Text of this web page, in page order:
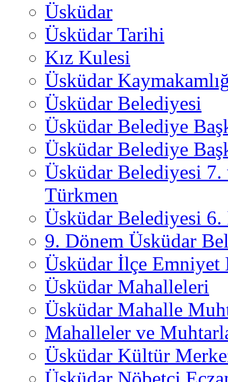
Üsküdar
Üsküdar Tarihi
Kız Kulesi
Üsküdar
Üsküdar Belediyesi
Üsküdar Belediye
Üsküdar Belediye
Üsküdar Belediyesi
Türkmen
Üsküdar Belediyesi 6.
9. Dönem Üsküdar
Üsküdar İlçe
Üsküdar Mahalleleri
Üsküdar Mahalle
Mahalleler ve
Üsküdar Kültür